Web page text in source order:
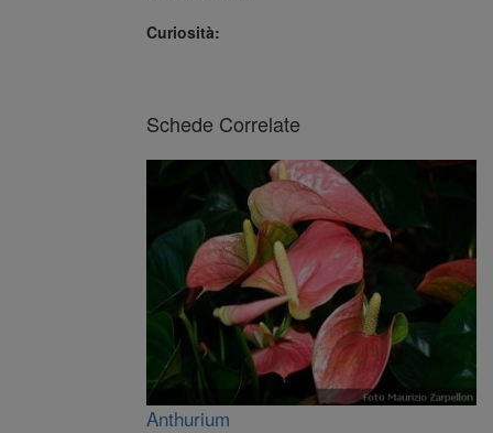
Curiosità:
Schede Correlate
Anthurium